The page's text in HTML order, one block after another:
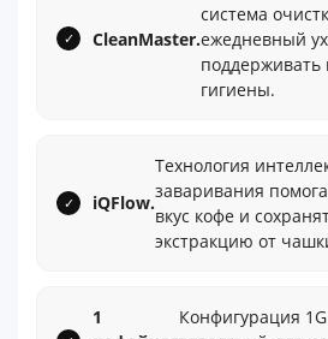
CleanMaster.
система
ежедневный
поддерживать
гигиены.
iQFlow.
Технология
заваривания
вкус кофе и
экстракцию от
1
Конфигурация